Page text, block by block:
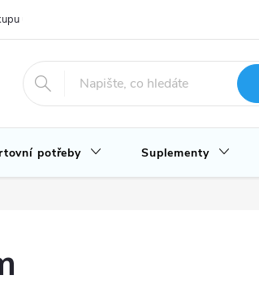
u nás
potřeby Suplementy